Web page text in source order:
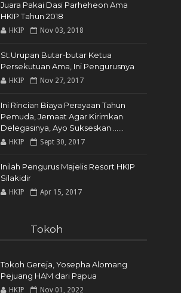
Juara Pakai Dasi Parheheon Ama
HKIP Tahun 2018
HKIP Nov 03, 2018
St.Urupan Butar-butar Ketua
Persekutuan Ama, Ini Pengurusnya
HKIP Nov 27, 2017
Ini Rincian Biaya Perayaan Tahun
Pemuda, Jemaat Agar Kirimkan
Delegasinya, Ayo Sukseskan ......
HKIP Sept 30, 2017
Inilah Pengurus Majelis Resort HKIP
Silakidir
HKIP Apr 15, 2017
Tokoh
Tokoh Gereja, Yosepha Alomang
Pejuang HAM dari Papua
HKIP Nov 01, 2022